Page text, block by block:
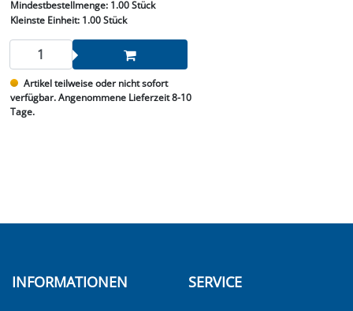
Mindestbestellmenge: 1.00 Stück
Kleinste Einheit:1.00 Stück
Artikel teilweise oder nicht sofort
verfügbar. Angenommene Lieferzeit 8-10
Tage.
INFORMATIONEN SERVICE